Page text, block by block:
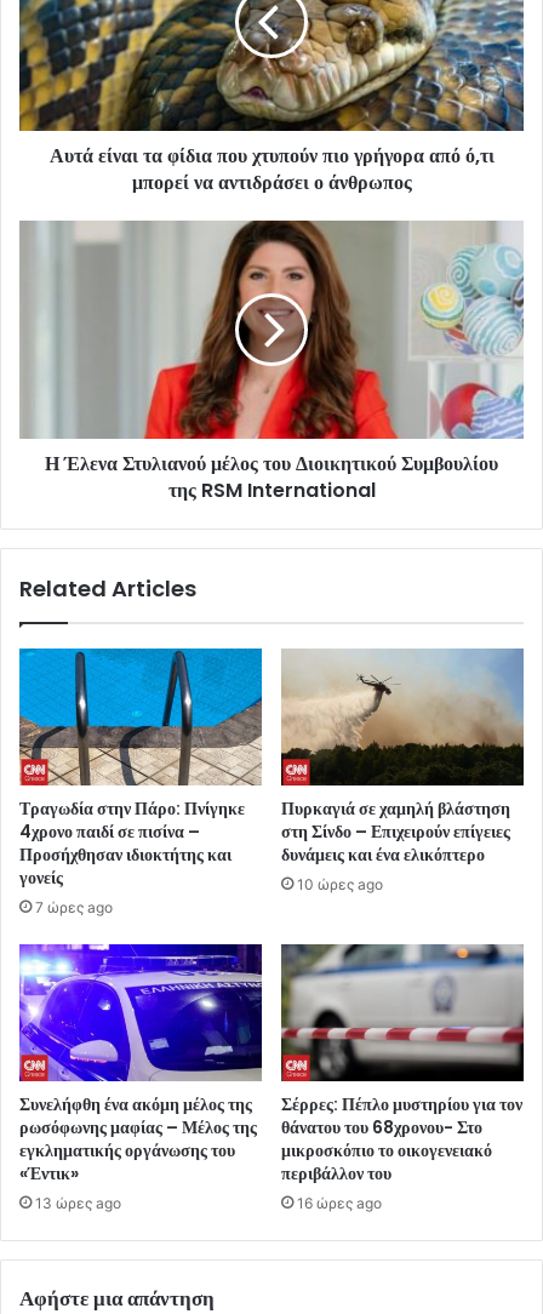
Αυτά είναι τα φίδια που χτυπούν πιο γρήγορα από ό,τι
μπορεί να αντιδράσει ο άνθρωπος
Η Έλενα Στυλιανού μέλος του Διοικητικού Συμβουλίου
της RSM International
Related Articles
Τραγωδία στην Πάρο: Πνίγηκε
4χρονο παιδί σε πισίνα –
Προσήχθησαν ιδιοκτήτης και
γονείς
7 ώρες ago
Πυρκαγιά σε χαμηλή βλάστηση
στη Σίνδο – Επιχειρούν επίγειες
δυνάμεις και ένα ελικόπτερο
10 ώρες ago
Συνελήφθη ένα ακόμη μέλος της
ρωσόφωνης μαφίας – Μέλος της
εγκληματικής οργάνωσης του
«Έντικ»
13 ώρες ago
Σέρρες: Πέπλο μυστηρίου για τον
θάνατου του 68χρονου- Στο
μικροσκόπιο το οικογενειακό
περιβάλλον του
16 ώρες ago
Αφήστε μια απάντηση